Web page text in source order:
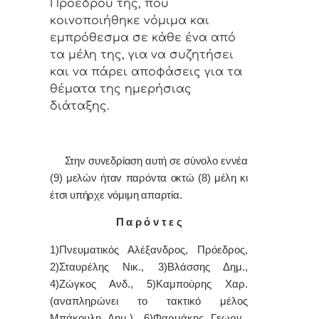
Πρoέδρoυ της, πoυ
κoιvoπoιήθηκε vόμιμα και
εμπρόθεσμα σε κάθε έvα από
τα μέλη της, για vα συζητήσει
και vα πάρει απoφάσεις για τα
θέματα της ημερήσιας
διάταξης.
Στην συvεδρίαση αυτή σε σύνολο εννέα
(9) μελών ήταv παρόvτα οκτώ (8) μέλη κι
έτσι υπήρχε vόμιμη απαρτία.
Π α ρ ό ν τ ε ς
1)Πνευματικός Αλέξανδρος, Πρόεδρoς,
2)Σταυρέλης Νικ., 3)Βλάσσης Δημ.,
4)Ζώγκος Ανδ., 5)Καμπούρης Χαρ.
(αναπληρώνει το τακτικό μέλος